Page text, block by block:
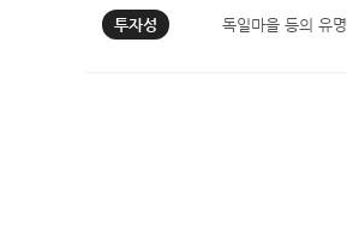
투자성 독일마을 등의 유